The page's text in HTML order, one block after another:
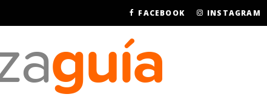
FACEBOOK INSTAGRAM